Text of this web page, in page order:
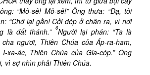
“Mô-sê! Mô-sê!” Ông thưa: “Dạ, tôi
“Chớ lại gần! Cởi dép ở chân ra, vì nơi
là đất thánh.” 6Người lại phán: “Ta là
ngươi, Thiên Chúa của Áp-ra-ham,
xa-ác, Thiên Chúa của Gia-cóp.” Ông
vì sợ nhìn phải Thiên Chúa.